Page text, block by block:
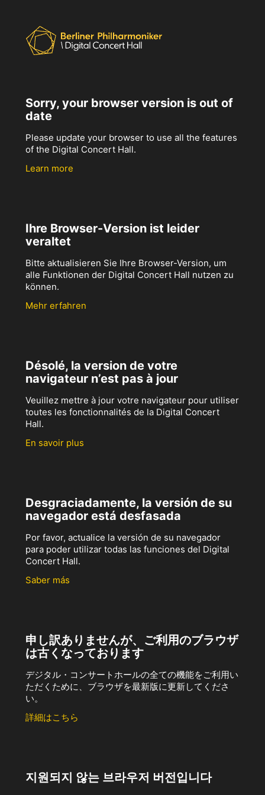
Sorry, your browser version is out of
date
Please update your browser to use all the features
of the Digital Concert Hall.
Learn more
Ihre Browser-Version ist leider
veraltet
Bitte aktualisieren Sie Ihre Browser-Version, um
alle Funktionen der Digital Concert Hall nutzen zu
können.
Mehr erfahren
Désolé, la version de votre
navigateur n’est pas à jour
Veuillez mettre à jour votre navigateur pour utiliser
toutes les fonctionnalités de la Digital Concert
Hall.
En savoir plus
Desgraciadamente, la versión de su
navegador está desfasada
Por favor, actualice la versión de su navegador
para poder utilizar todas las funciones del Digital
Concert Hall.
Saber más
申し訳ありませんが、ご利用のブラウザ
は古くなっております
デジタル・コンサートホールの全ての機能をご利用い
ただくために、ブラウザを最新版に更新してくださ
い。
詳細はこちら
지원되지 않는 브라우저 버전입니다